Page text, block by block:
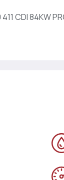
CDI 84KW